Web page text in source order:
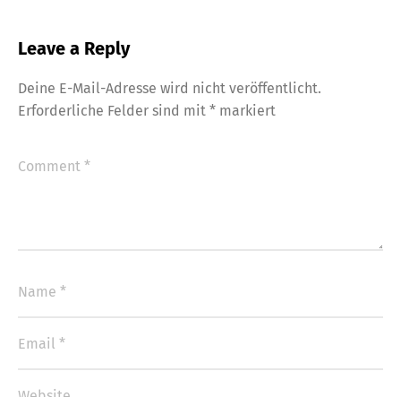
Leave a Reply
Deine E-Mail-Adresse wird nicht veröffentlicht.
Erforderliche Felder sind mit * markiert